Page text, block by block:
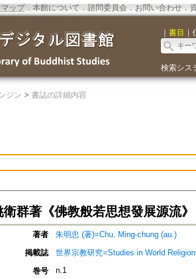
ップ．本館について ． 諮問委員会． お問い合わせ．
｜ 書目 ｜
検索シス
ジン > 書誌の詳細内容
群著《佛教般若思想發展源流》
著者
朱明忠 (著)=Chu, Ming-chung (au.)
掲載誌
世界宗教研究=Studies in World
巻号
n.1